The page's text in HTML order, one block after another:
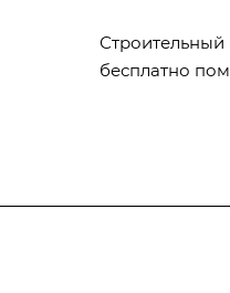
бесплатно